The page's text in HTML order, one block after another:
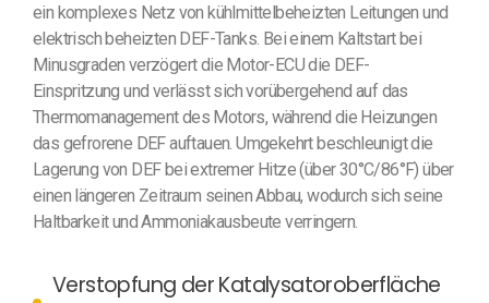
ein komplexes Netz von kühlmittelbeheizten Leitungen und
elektrisch beheizten DEF-Tanks. Bei einem Kaltstart bei
Minusgraden verzögert die Motor-ECU die DEF-
Einspritzung und verlässt sich vorübergehend auf das
Thermomanagement des Motors, während die Heizungen
das gefrorene DEF auftauen. Umgekehrt beschleunigt die
Lagerung von DEF bei extremer Hitze (über 30°C/86°F) über
einen längeren Zeitraum seinen Abbau, wodurch sich seine
Haltbarkeit und Ammoniakausbeute verringern.
Verstopfung der Katalysatoroberfläche